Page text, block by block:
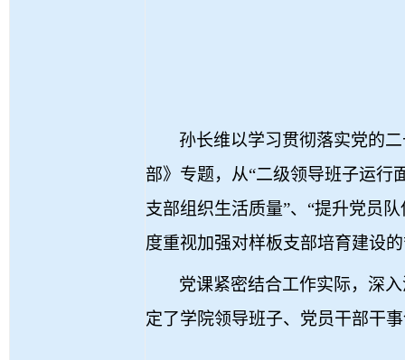
孙长维以学习贯彻落实党的
部》专题，从“二级领导班子运行
支部组织生活质量”、“提升党员
度重视加强对样板支部培育建设
党课紧密结合工作实际，深
定了学院领导班子、党员干部干